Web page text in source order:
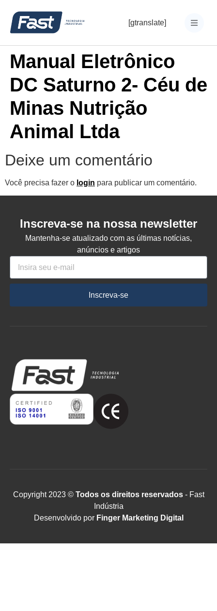
[gtranslate]
Manual Eletrônico
DC Saturno 2- Céu de
Minas Nutrição
Animal Ltda
Deixe um comentário
Você precisa fazer o login para publicar um comentário.
Inscreva-se na nossa newsletter
Mantenha-se atualizado com as últimas notícias,
anúncios e artigos
Inscreva-se
Copyright 2023 ©Todos os direitos reservados- Fast
Indústria
Desenvolvido por Finger Marketing Digital